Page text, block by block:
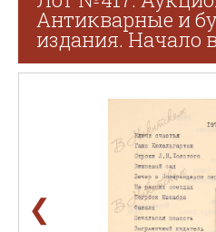
Антикварные и
издания. Начало
❮